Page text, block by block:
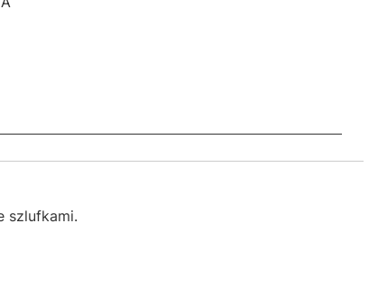
szlufkami.